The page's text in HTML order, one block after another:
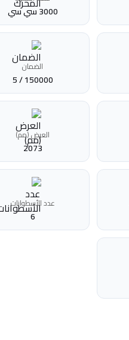
3000 سي سي
الضمان
150000 / 5
العرض (مم)
2073
عدد الأسطوانات
6